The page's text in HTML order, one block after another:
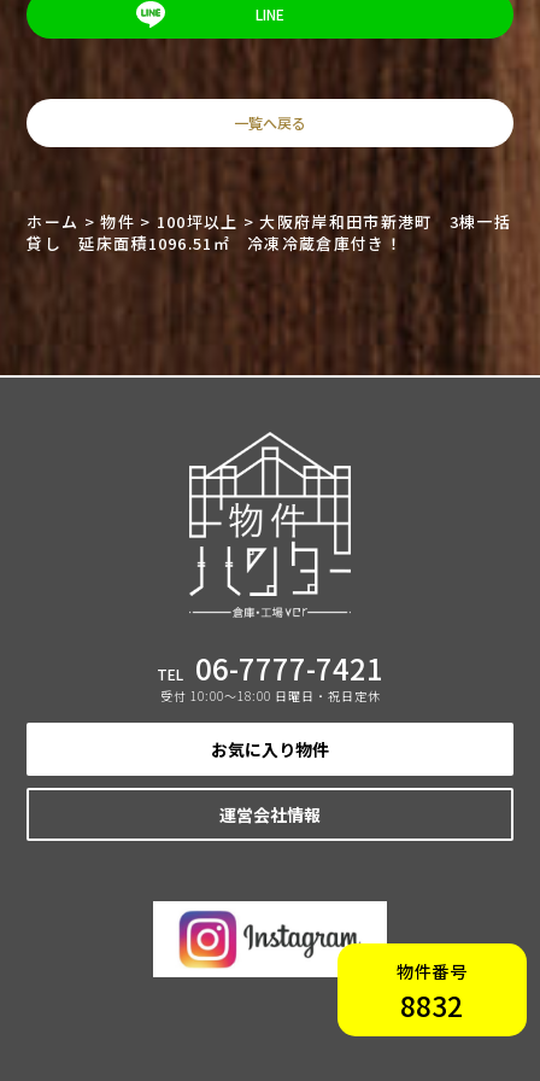
物件番号
8832
LINE
一覧へ戻る
ホーム >物件 > 100坪以上 >大阪府岸和田市新港町 3棟一括
貸し 延床面積1096.51㎡ 冷凍冷蔵倉庫付き！
TEL 06-7777-7421
受付 10:00〜18:00 日曜日・祝日定休
お気に入り物件
運営会社情報